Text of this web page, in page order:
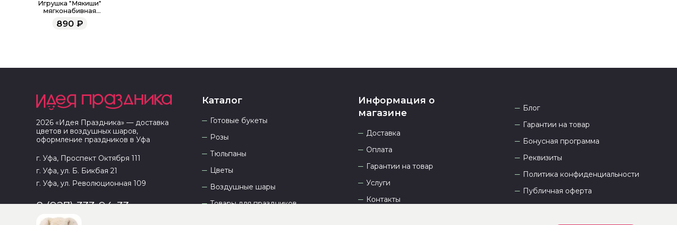
Игрушка "Мякиши"
мягконабивная
"Собачка Кэрри"
890 ₽
2026 «Идея Праздника» — доставка
цветов и воздушных шаров,
оформление праздников в Уфа
г. Уфа, Проспект Октября 111
г. Уфа, ул. Б. Бикбая 21
г. Уфа, ул. Революционная 109
8 (927) 333-94-33
Каталог
Готовые букеты
Розы
Тюльпаны
Цветы
Воздушные шары
Товары для праздников
Информация о
магазине
Доставка
Оплата
Гарантии на товар
Услуги
Контакты
Блог
Гарантии на товар
Бонусная программа
Реквизиты
Политика конфиденциальности
Публичная оферта